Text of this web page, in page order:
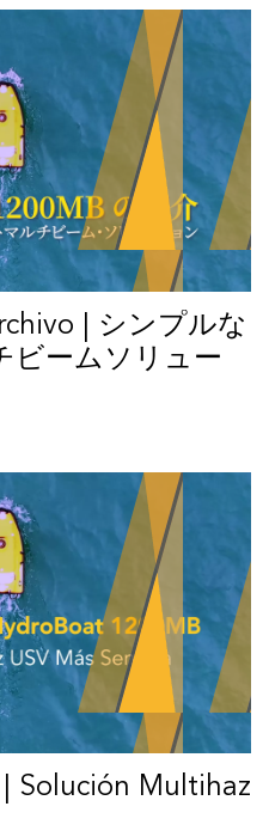
| シンプルな
ビームソリュー
Solución Multihaz